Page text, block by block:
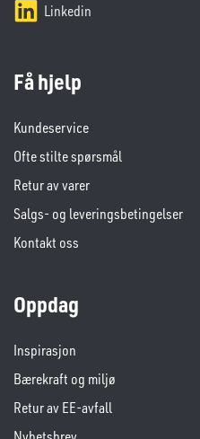
Linkedin
Få hjelp
Kundeservice
Ofte stilte spørsmål
Retur av varer
Salgs- og leveringsbetingelser
Kontakt oss
Oppdag
Inspirasjon
Bærekraft og miljø
Retur av EE-avfall